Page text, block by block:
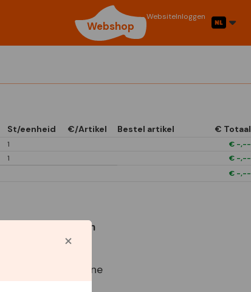
Webshop
WebsiteInloggen
St/eenheid €/Artikel Bestel artikel € Totaal
1 € -,--
1 € -,--
€ -,--
symbolen
Best Buy Capperline